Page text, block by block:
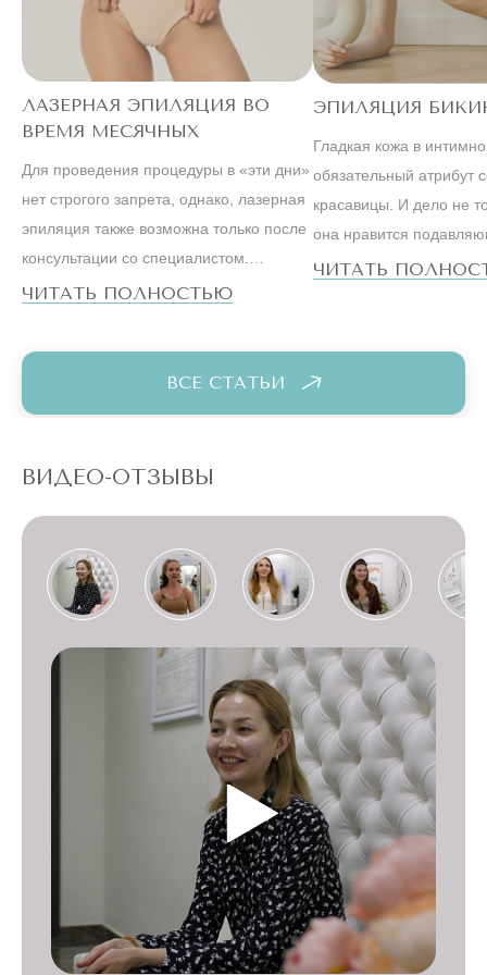
ЛАЗЕРНАЯ ЭПИЛЯЦИЯ ВО
ВРЕМЯ МЕСЯЧНЫХ
Для проведения процедуры в «эти дни»
нет строгого запрета, однако, лазерная
эпиляция также возможна только после
консультации со специалистом.
Ведущие косметологи настаивают на
например, подмышек, лучше оставить
на первые дни после менструации.
ЧИТАТЬ ПОЛНОСТЬЮ
ЭПИЛЯЦИЯ
Гладкая кожа в
обязательный атрибут
красавицы. И дело не
она нравится
большинству мужчин.
вели наши мамы и
ЧИТАТЬ
ВСЕ СТАТЬИ
ВИДЕО-ОТЗЫВЫ